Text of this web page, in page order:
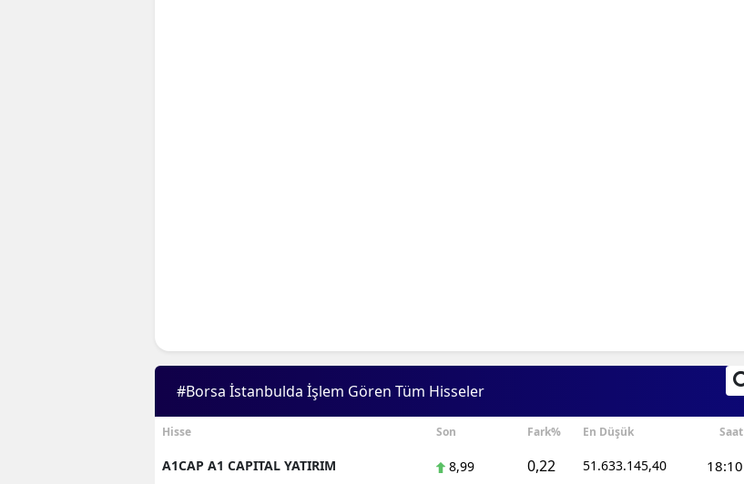
#Borsa İstanbulda İşlem Gören Tüm Hisseler
Hisse Son Fark% En Düşük Saat
A1CAP A1 CAPITAL YATIRIM 8,99 0,22 51.633.145,40 18:10